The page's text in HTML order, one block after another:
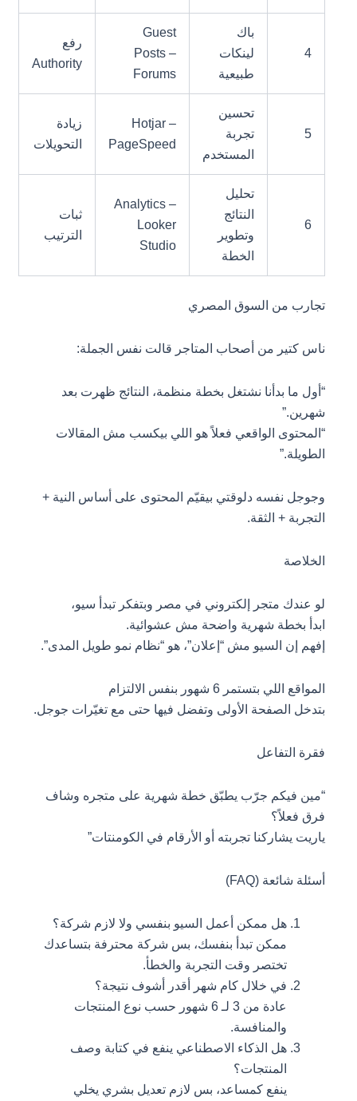
باك
لينكات
طبيعية
Guest
Posts –
Forums
رفع
Authority
تحسين
تجربة
المستخدم
Hotjar –
PageSpeed
زيادة
التحويلات
تحليل
النتائج
وتطوير
الخطة
Analytics –
Looker
Studio
ثبات
الترتيب
تجارب من السوق المصري
ناس كتير من أصحاب المتاجر قالت نفس الجملة:
“أول ما بدأنا نشتغل بخطة منظمة، النتائج ظهرت بعد
شهرين.”
“المحتوى الواقعي فعلاً هو اللي بيكسب مش المقالات
الطويلة.”
وجوجل نفسه دلوقتي بيقيّم المحتوى على أساس النية +
التجربة + الثقة.
الخلاصة
لو عندك متجر إلكتروني في مصر وبتفكر تبدأ سيو،
ابدأ بخطة شهرية واضحة مش عشوائية.
إفهم إن السيو مش “إعلان”، هو “نظام نمو طويل المدى”.
المواقع اللي بتستمر 6 شهور بنفس الالتزام
بتدخل الصفحة الأولى وتفضل فيها حتى مع تغيّرات جوجل.
فقرة التفاعل
“مين فيكم جرّب يطبّق خطة شهرية على متجره وشاف
فرق فعلاً؟
ياريت يشاركنا تجربته أو الأرقام في الكومنتات”
أسئلة شائعة (FAQ)
هل ممكن أعمل السيو بنفسي ولا لازم شركة؟
ممكن تبدأ بنفسك، بس شركة محترفة بتساعدك
تختصر وقت التجربة والخطأ.
في خلال كام شهر أقدر أشوف نتيجة؟
عادة من 3 لـ 6 شهور حسب نوع المنتجات
والمنافسة.
هل الذكاء الاصطناعي ينفع في كتابة وصف
المنتجات؟
ينفع كمساعد، بس لازم تعديل بشري يخلي